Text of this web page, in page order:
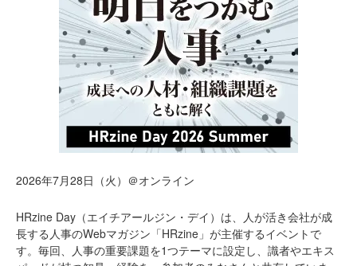
2026年7月28日（火）＠オンライン
HRzine Day（エイチアールジン・デイ）は、人が活き会社が成
長する人事のWebマガジン「HRzine」が主催するイベントで
す。毎回、人事の重要課題を1つテーマに設定し、識者やエキス